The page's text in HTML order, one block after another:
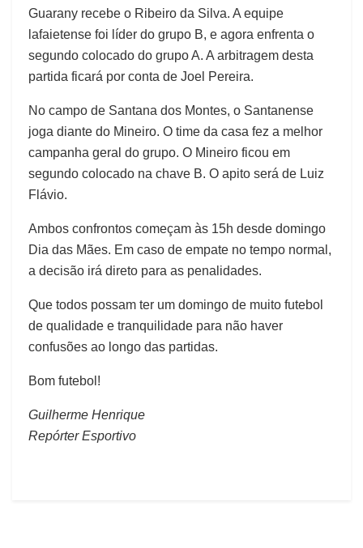
Guarany recebe o Ribeiro da Silva. A equipe
lafaietense foi líder do grupo B, e agora enfrenta o
segundo colocado do grupo A. A arbitragem desta
partida ficará por conta de Joel Pereira.
No campo de Santana dos Montes, o Santanense
joga diante do Mineiro. O time da casa fez a melhor
campanha geral do grupo. O Mineiro ficou em
segundo colocado na chave B. O apito será de Luiz
Flávio.
Ambos confrontos começam às 15h desde domingo
Dia das Mães. Em caso de empate no tempo normal,
a decisão irá direto para as penalidades.
Que todos possam ter um domingo de muito futebol
de qualidade e tranquilidade para não haver
confusões ao longo das partidas.
Bom futebol!
Guilherme Henrique
Repórter Esportivo